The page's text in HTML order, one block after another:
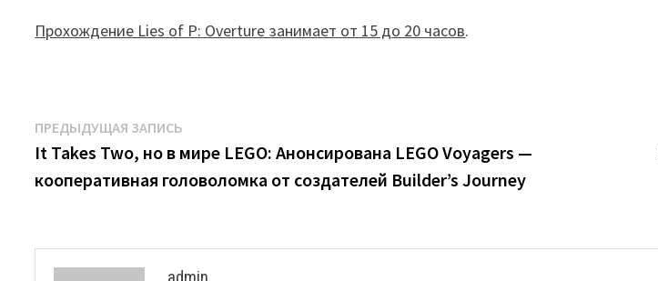
Прохождение Lies of P: Overture занимает от 15 до 20 часов.
Навигация
по
записям
ПРЕДЫДУЩАЯ ЗАПИСЬ
запись:
It Takes Two, но в мире LEGO: Анонсирована LEGO Voyagers —
кооперативная головоломка от создателей Builder’s Journey
admin